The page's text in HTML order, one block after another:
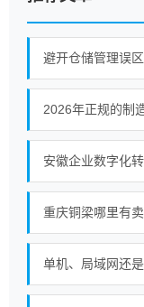
2026年正规的制